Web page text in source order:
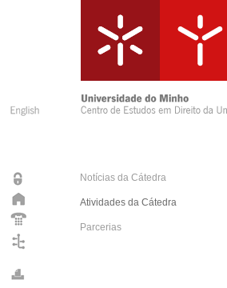
Notícias da Cátedra
Atividades da Cátedra
Parcerias